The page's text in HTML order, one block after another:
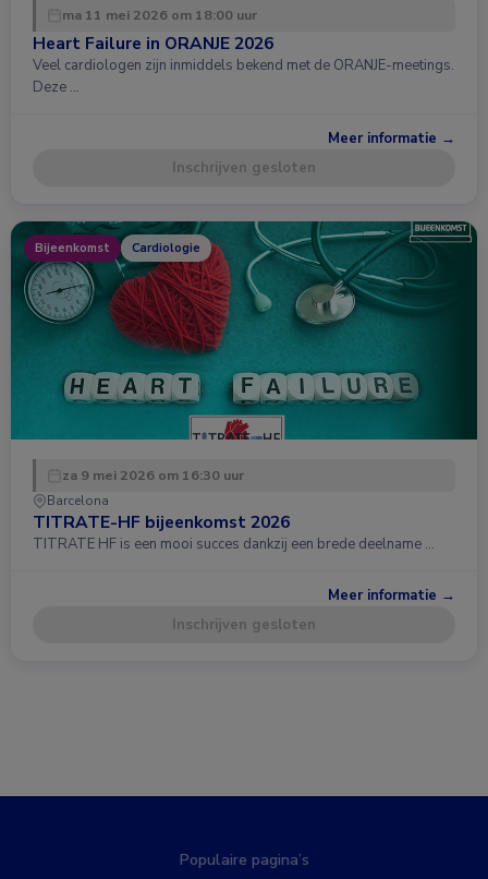
ma 11 mei 2026 om 18:00 uur
Heart Failure in ORANJE 2026
Veel cardiologen zijn inmiddels bekend met de ORANJE-meetings.
Deze …
Meer informatie →
Inschrijven gesloten
Bijeenkomst Cardiologie
za 9 mei 2026 om 16:30 uur
Barcelona
TITRATE-HF bijeenkomst 2026
TITRATE HF is een mooi succes dankzij een brede deelname …
Meer informatie →
Inschrijven gesloten
Populaire pagina’s